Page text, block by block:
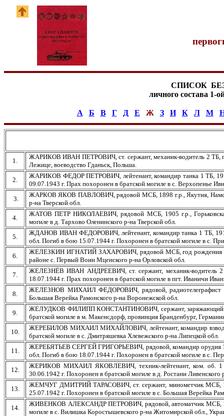
СПИСОК
личного состава 1-
А Б В Г Д Е Ж З И К Л М
1.
ЖАРИКОВ ИВАН ПЕТРОВИЧ, ст. сержант, механик-водитель 2 ТБ,
Лежице, воеводство Гданьск, Польша.
2.
ЖАРИКОВ ФЕДОР ПЕТРОВИЧ, лейтенант, командир танка 1 ТБ,
09.07.1943 г. Прах похоронен в братской могиле в с. Верхопенье
3.
ЖАРКОВ ЯКОВ ПАВЛОВИЧ, рядовой МСБ, 1898 г.р., Якутия,
р-на Тверской обл.
4.
ЖАТОВ ПЕТР НИКОЛАЕВИЧ, рядовой МСБ, 1905 г.р.,
могиле в д. Тархово Оленинского р-на Тверской обл.
5.
ЖДАНОВ ИВАН ФЕДОРОВИЧ, лейтенант, командир танка 1 ТБ, 1911
обл. Погиб в бою 15.07.1944 г. Похоронен в братской могиле в с.
6.
ЖЕЛЕЗКИН ИГНАТИЙ ЗАХАРОВИЧ, рядовой МСБ, год рождения не
районе с. Первый Воин Мценского р-на Орловской обл.
7.
ЖЕЛЕЗНЁВ ИВАН АНДРЕЕВИЧ, ст. сержант, механик-водитель 2
18.07.1944 г. Прах похоронен в братской могиле в пгт. Иваничи
8.
ЖЕЛЕЗНОВ МИХАИЛ ФЕДОРОВИЧ, рядовой, радиотелеграфист
Большая Верейка Рамонского р-на Воронежской обл.
9.
ЖЕЛУДКОВ ФИЛИПП КОНСТАНТИНОВИЧ, сержант, заряжающий 2
братской могиле в м. Макенсдорф, провинция Бранденбург,
10.
ЖЕРЕБИЛОВ МИХАИЛ МИХАЙЛОВИЧ, лейтенант, командир взвода
братской могиле в с. Дмитряшевка Хлевежского р-на Липецкой обл.
11.
ЖЕРЕБЯТЬЕВ СЕРГЕЙ ГРИГОРЬЕВИЧ, рядовой, командир орудия 1
обл. Погиб в бою 18.07.1944 г. Похоронен в братской могиле в с.
12.
ЖЕРИКОВ МИХАИЛ ЯКОВЛЕВИЧ, техник-лейтенант, ком. об. 1
30.06.1942 г. Похоронен в братской могиле в д. Ростани Ливенского
13.
ЖЕМЧУГ ДМИТРИЙ ТАРАСОВИЧ, ст. сержант, минометчик МСБ,
25.07.1942 г. Похоронен в братской могиле в с. Большая Верейка
14.
ЖИВЕНКОВ АЛЕКСАНДР ПЕТРОВИЧ, рядовой, автоматчик МСБ,
могиле в с. Вилишка Коростышевского р-на Житомирской обл.,